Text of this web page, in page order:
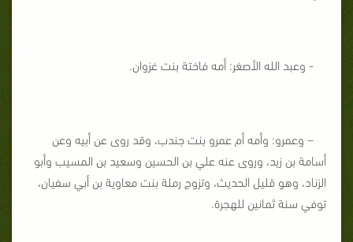
- وعبد الله الأصغر: أمه فاختة بنت غزوان.
– وعمرو: وأمه أم عمرو بنت جندب، وقد روى عن أبيه وعن
أسامة بن زيد، وروى عنه علي بن الحسين وسعيد بن المسيب وأبو
الزناد، وهو قليل الحديث، وتزوج رملة بنت معاوية بن أبي سفيان،
توفي سنة ثمانين للهجرة.